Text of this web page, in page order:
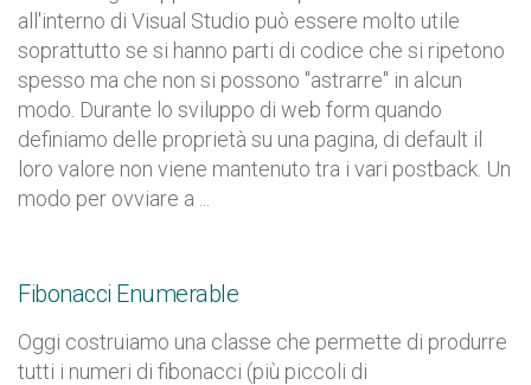
all'interno di Visual Studio può essere molto utile
soprattutto se si hanno parti di codice che si ripetono
spesso ma che non si possono "astrarre" in alcun
modo. Durante lo sviluppo di web form quando
definiamo delle proprietà su una pagina, di default il
loro valore non viene mantenuto tra i vari postback. Un
modo per ovviare a ...
Fibonacci Enumerable
Oggi costruiamo una classe che permette di produrre
tutti i numeri di fibonacci (più piccoli di